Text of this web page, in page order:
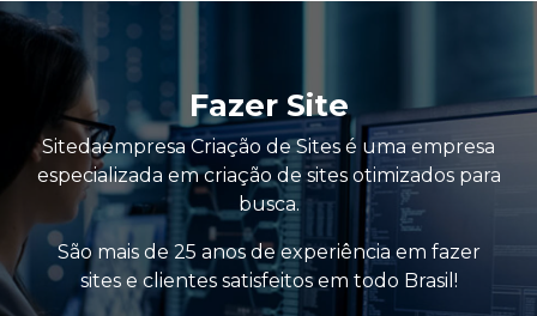
Fazer Site
Sitedaempresa Criação de Sites é uma empresa
especializada em criação de sites otimizados para
busca.
São mais de 25 anos de experiência em fazer
sites e clientes satisfeitos em todo Brasil!